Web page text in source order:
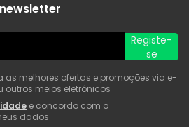
Registe-
se
as melhores ofertas e promoções via e-
outros meios eletrónicos
e concordo com o
dados